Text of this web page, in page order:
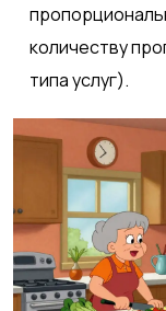
количеству
типа услуг).